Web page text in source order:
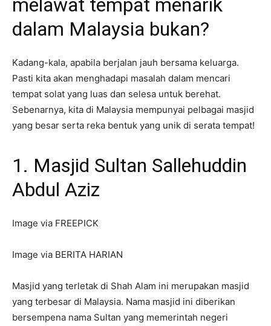
melawat tempat menarik
dalam Malaysia bukan?
Kadang-kala, apabila berjalan jauh bersama keluarga.
Pasti kita akan menghadapi masalah dalam mencari
tempat solat yang luas dan selesa untuk berehat.
Sebenarnya, kita di Malaysia mempunyai pelbagai masjid
yang besar serta reka bentuk yang unik di serata tempat!
1. Masjid Sultan Sallehuddin
Abdul Aziz
Image via FREEPICK
Image via BERITA HARIAN
Masjid yang terletak di Shah Alam ini merupakan masjid
yang terbesar di Malaysia. Nama masjid ini diberikan
bersempena nama Sultan yang memerintah negeri